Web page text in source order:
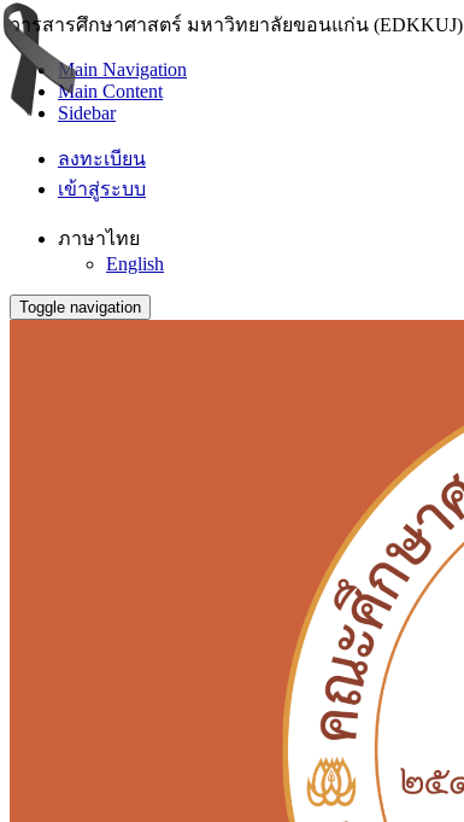
วารสารศึกษาศาสตร์ มหาวิทยาลัยขอนแก่น (EDKKUJ)
Main Navigation
Main Content
Sidebar
ลงทะเบียน
เข้าสู่ระบบ
ภาษาไทย
English
Toggle navigation